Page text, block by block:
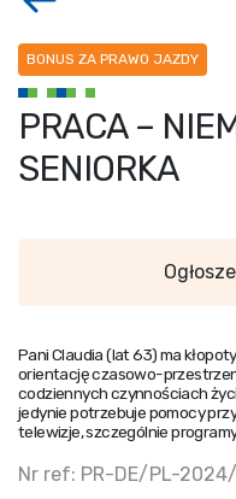
BONUS ZA PRAWO JAZDY
PRACA –
SENIORKA
Pani Claudia (lat 63) ma
orientację czasowo-
codziennych czynnościach
jedynie potrzebuje pomocy
telewizje, szczególnie
Nr ref: PR-DE/PL-